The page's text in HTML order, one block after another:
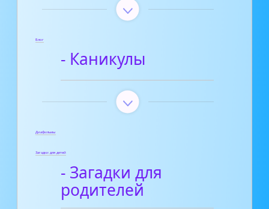
Блог
- Каникулы
Диафильмы
Загадки для детей
- Загадки для
родителей